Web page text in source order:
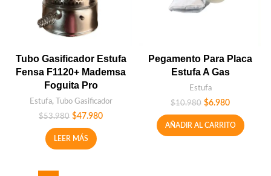
Tubo Gasificador Estufa
Fensa F1120+ Mademsa
Foguita Pro
Estufa, Tubo Gasificador
$53.980 $47.980
LEER MÁS
Pegamento Para Placa
Estufa A Gas
Estufa
$10.980 $6.980
AÑADIR AL CARRITO